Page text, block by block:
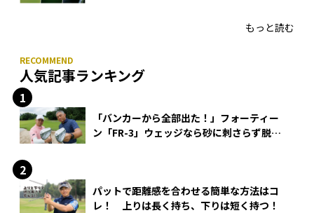
もっと読む
人気記事ランキング
「バンカーから全部出た！」フォーティー
ン「FR-3」ウェッジなら砂に刺さらず脱出
パットで距離感を合わせる簡単な方法はコ
レ！ 上りは長く持ち、下りは短く持つ！